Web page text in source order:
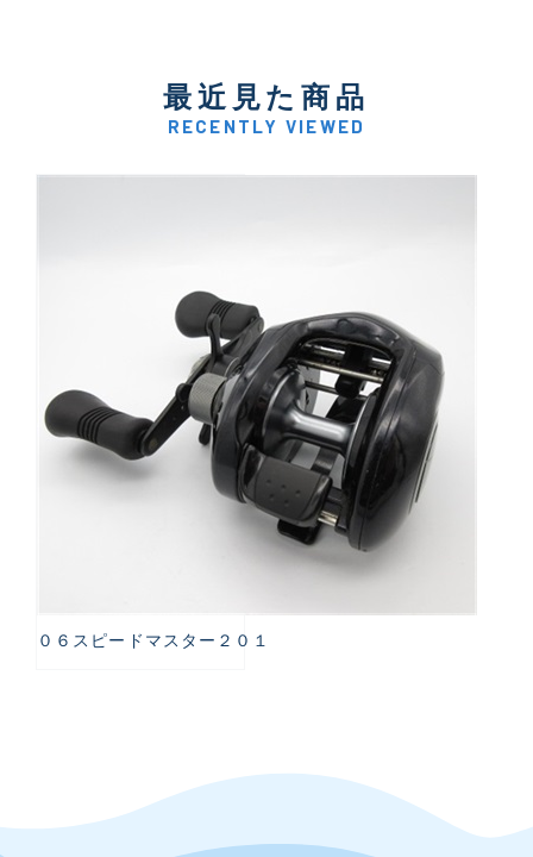
最近見た商品
RECENTLY VIEWED
０６スピードマスター２０１